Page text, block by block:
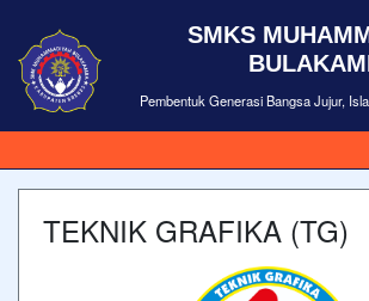
SMKS
Pembentuk Generasi Bangsa Jujur,
TEKNIK GRAFIKA (TG)